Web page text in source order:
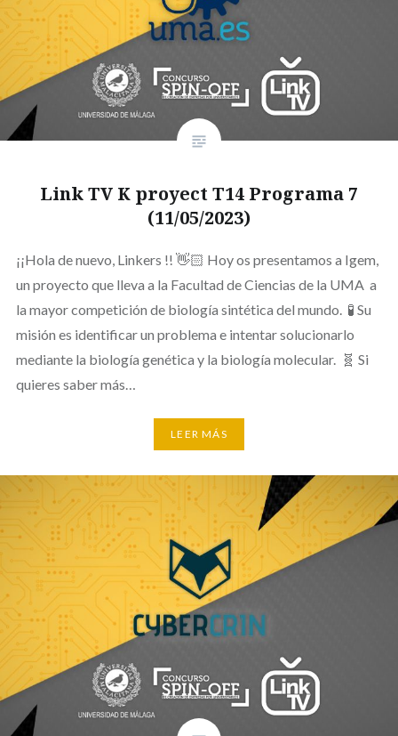
Link TV K proyect T14 Programa 7
(11/05/2023)
¡¡Hola de nuevo, Linkers !! 👋🏻 Hoy os presentamos a Igem,
un proyecto que lleva a la Facultad de Ciencias de la UMA a
la mayor competición de biología sintética del mundo. 🧪 Su
misión es identificar un problema e intentar solucionarlo
mediante la biología genética y la biología molecular. 🧬 Si
quieres saber más…
LEER MÁS